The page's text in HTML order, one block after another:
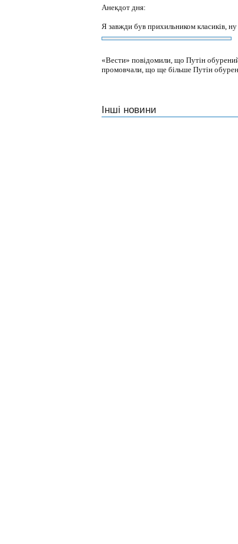
Анекдот дня:
Я завжди був прихильником класиків,
«Вести» повідомили, що Путін
промовчали, що ще більше Путін
Інші новини